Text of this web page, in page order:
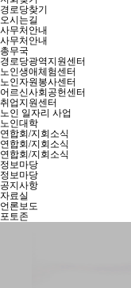
경로당찾기
오시는길
사무처안내
사무처안내
총무국
경로당광역지원센터
노인생애체험센터
노인자원봉사센터
어르신사회공헌센터
취업지원센터
노인 일자리 사업
노인대학
연합회/지회소식
연합회/지회소식
연합회/지회소식
정보마당
정보마당
공지사항
자료실
언론보도
포토존